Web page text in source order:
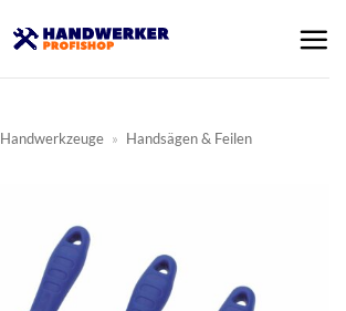
Handwerkzeuge » Handsägen & Feilen